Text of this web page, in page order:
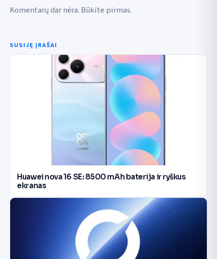
Komentarų dar nėra. Būkite pirmas.
SUSIJĘ ĮRAŠAI
Huawei nova 16 SE: 8500 mAh baterija ir ryškus
ekranas